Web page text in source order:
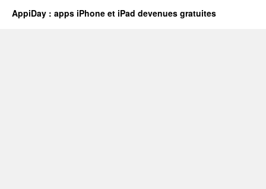
AppiDay : apps iPhone et iPad devenues gratuites